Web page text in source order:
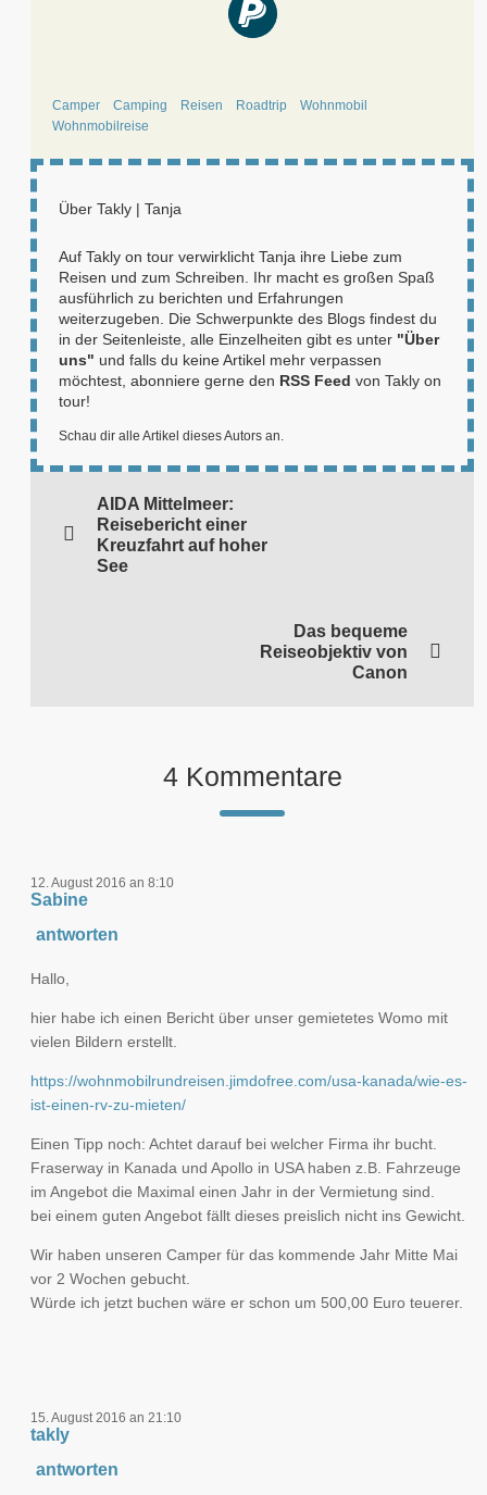
Camper Camping Reisen Roadtrip
Wohnmobil
Wohnmobilreise
Über Takly | Tanja
Auf Takly on tour verwirklicht Tanja ihre Liebe zum
Reisen und zum Schreiben. Ihr macht es großen Spaß
ausführlich zu berichten und Erfahrungen
weiterzugeben. Die Schwerpunkte des Blogs findest du
in der Seitenleiste, alle Einzelheiten gibt es unter "Über
uns" und falls du keine Artikel mehr verpassen
möchtest, abonniere gerne den RSS Feed von Takly on
tour!
Schau dir alle Artikel dieses Autors an.
AIDA Mittelmeer:
Reisebericht einer
Kreuzfahrt auf hoher
See
Das bequeme
Reiseobjektiv von
Canon
4 Kommentare
12. August 2016 an 8:10
Sabine
antworten
Hallo,
hier habe ich einen Bericht über unser gemietetes Womo mit
vielen Bildern erstellt.
https://wohnmobilrundreisen.jimdofree.com/usa-kanada/wie-es-
ist-einen-rv-zu-mieten/
Einen Tipp noch: Achtet darauf bei welcher Firma ihr bucht.
Fraserway in Kanada und Apollo in USA haben z.B. Fahrzeuge
im Angebot die Maximal einen Jahr in der Vermietung sind.
bei einem guten Angebot fällt dieses preislich nicht ins Gewicht.
Wir haben unseren Camper für das kommende Jahr Mitte Mai
vor 2 Wochen gebucht.
Würde ich jetzt buchen wäre er schon um 500,00 Euro teuerer.
15. August 2016 an 21:10
takly
antworten